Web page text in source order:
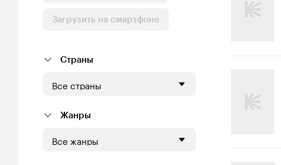
Загрузить на смартфоне
Страны
Все страны
Жанры
Все жанры